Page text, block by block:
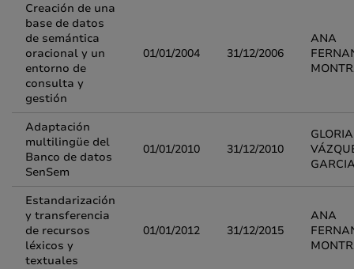
Creación de una
base de datos
de semántica
oracional y un
entorno de
consulta y
gestión
01/01/2004 31/12/2006
ANA
Adaptación
multilingüe del
Banco de datos
SenSem
01/01/2010 31/12/2010
GLORIA
Estandarización
y transferencia
de recursos
léxicos y
textuales
01/01/2012 31/12/2015
ANA